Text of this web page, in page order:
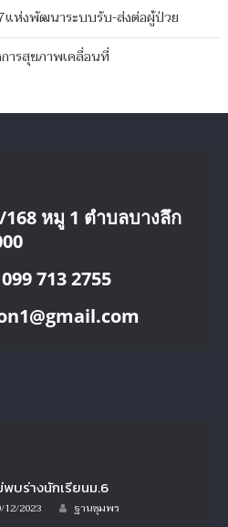
นายก
อบจ.ชุมพร
แห่งพัฒนาระบบรับ-ส่งต่อผู้ป่วย
ารสุขภาพเคลื่อนที่
หมู 1 ตำบลบางลึก
713 2755
พบร่างนักเรียนม.6
12/2023 Author
ฐานชุมพร